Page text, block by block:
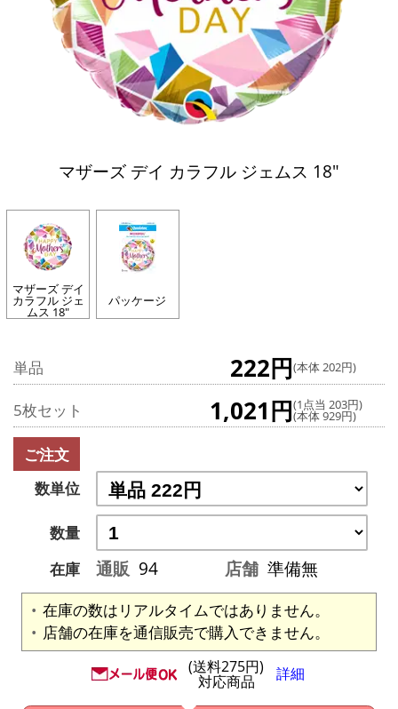
マザーズ デイ カラフル ジェムス 18"
マザーズ デイ
カラフル ジェ
ムス 18"
パッケージ
単品 222円(本体 202円)
5枚セット 1,021円(1点当 203円)
(本体 929円)
ご注文
数単位
数量
在庫
通販 94 店舗 準備無
在庫の数はリアルタイムではありません。
店舗の在庫を通信販売で購入できません。
(送料275円)
対応商品 詳細